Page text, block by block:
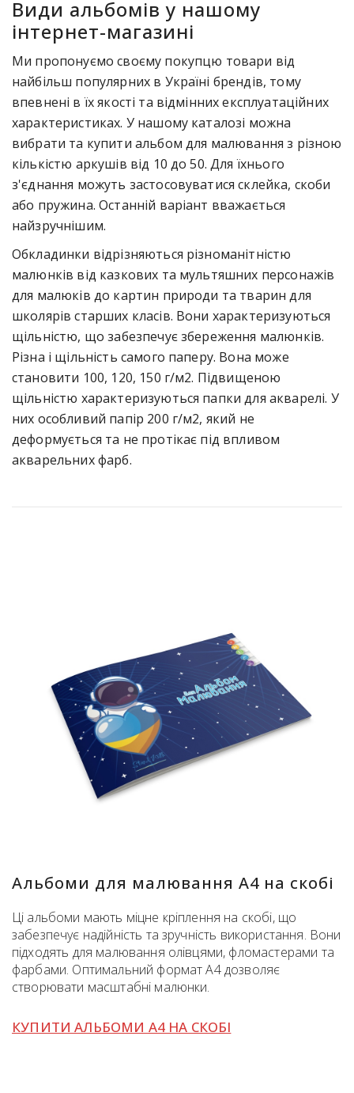
Види альбомів у нашому
інтернет-магазині
Ми пропонуємо своєму покупцю товари від
найбільш популярних в Україні брендів, тому
впевнені в їх якості та відмінних експлуатаційних
характеристиках. У нашому каталозі можна
вибрати та купити альбом для малювання з різною
кількістю аркушів від 10 до 50. Для їхнього
з'єднання можуть застосовуватися склейка, скоби
або пружина. Останній варіант вважається
найзручнішим.
Обкладинки відрізняються різноманітністю
малюнків від казкових та мультяшних персонажів
для малюків до картин природи та тварин для
школярів старших класів. Вони характеризуються
щільністю, що забезпечує збереження малюнків.
Різна і щільність самого паперу. Вона може
становити 100, 120, 150 г/м2. Підвищеною
щільністю характеризуються папки для акварелі. У
них особливий папір 200 г/м2, який не
деформується та не протікає під впливом
акварельних фарб.
Альбоми для малювання А4 на скобі
Ці альбоми мають міцне кріплення на скобі, що
забезпечує надійність та зручність використання. Вони
підходять для малювання олівцями, фломастерами та
фарбами. Оптимальний формат А4 дозволяє
створювати масштабні малюнки.
КУПИТИ АЛЬБОМИ А4 НА СКОБІ